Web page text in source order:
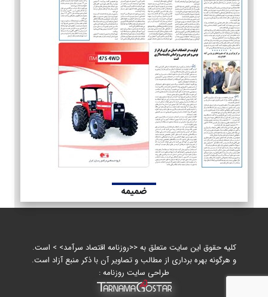
ضمیمه
کلیه حقوق این سایت متعلق به <<روزنامه اقتصاد سرآمد> > است.
و هرگونه بهره برداری از مطالب و تصاویر آن با ذکر منبع آزاد است.
طراحی سایت روزنامه :